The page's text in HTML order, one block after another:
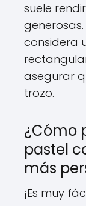
suele
considera
asegurar
trozo.
¿Cómo
pastel
más
¡Es muy